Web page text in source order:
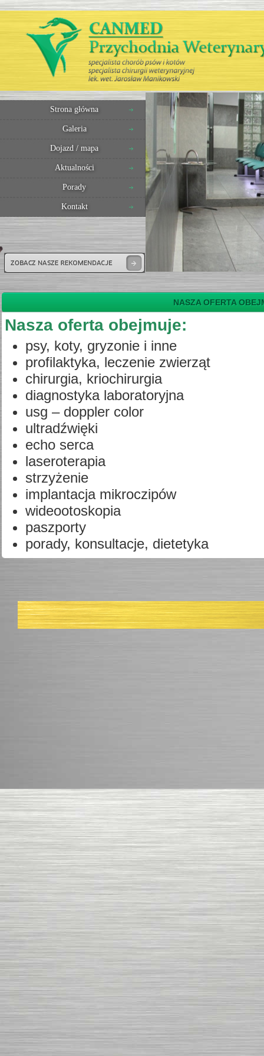
Strona główna
Galeria
Dojazd / mapa
Aktualności
Porady
Kontakt
NASZA OFERTA
Nasza oferta obejmuje:
psy, koty, gryzonie i inne
profilaktyka, leczenie zwierząt
chirurgia, kriochirurgia
diagnostyka laboratoryjna
usg – doppler color
ultradźwięki
echo serca
laseroterapia
strzyżenie
implantacja mikroczipów
wideootoskopia
paszporty
porady, konsultacje, dietetyka